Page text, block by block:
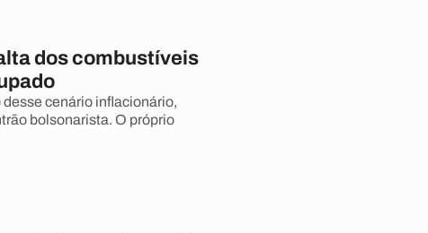
dos combustíveis
cenário inflacionário,
bolsonarista. O próprio